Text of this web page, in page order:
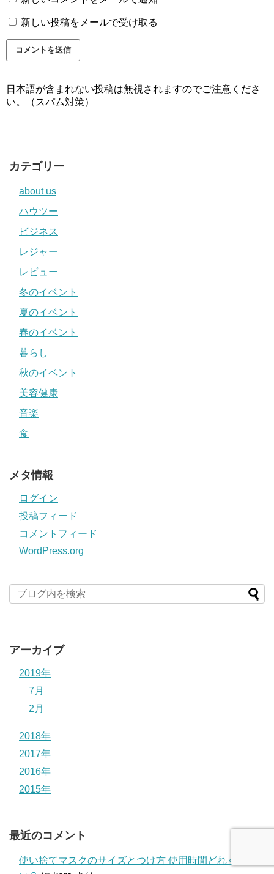
新しい投稿をメールで受け取る
日本語が含まれない投稿は無視されますのでご注意くださ
い。（スパム対策）
カテゴリー
about us
ハウツー
ビジネス
レジャー
レビュー
冬のイベント
夏のイベント
春のイベント
暮らし
秋のイベント
美容健康
音楽
食
メタ情報
ログイン
投稿フィード
コメントフィード
WordPress.org
アーカイブ
2019年
7月
2月
2018年
2017年
2016年
2015年
最近のコメント
使い捨てマスクのサイズとつけ方 使用時間どれぐら